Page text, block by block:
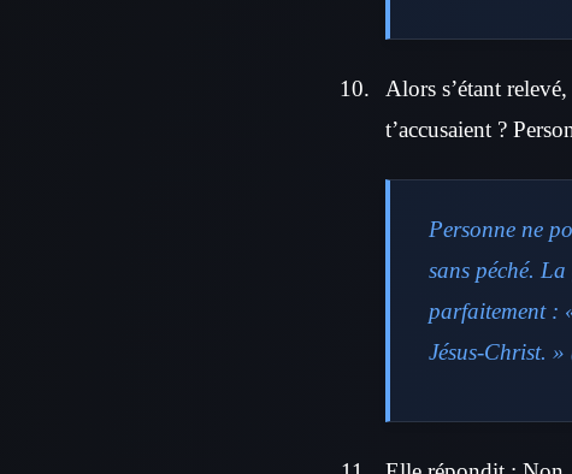
Alors s’étant
t’accusaient ?
Personne ne
sans péché.
parfaitement :
Jésus-Christ.